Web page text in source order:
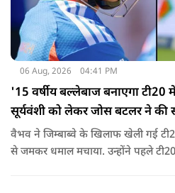
06 Aug, 2026 04:41 PM
'15 वर्षीय बल्लेबाज बनाएगा टी20
सूर्यवंशी को लेकर जोस बटलर ने की
वैभव ने जिम्बाब्वे के खिलाफ खेली गई
से जमकर धमाल मचाया. उन्होंने पहले